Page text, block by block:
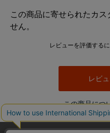
この商品につ
この商品に寄せられたカ
せん。
レビューを評価する
レビ